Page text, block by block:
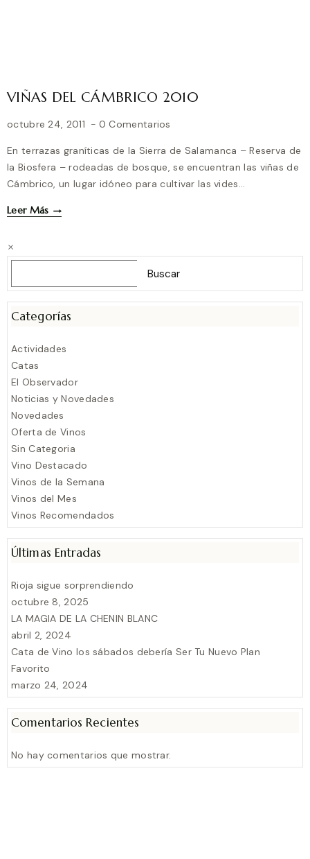
VIÑAS DEL CÁMBRICO 2010
octubre 24, 2011 0 Comentarios
En terrazas graníticas de la Sierra de Salamanca – Reserva de
la Biosfera – rodeadas de bosque, se encuentran las viñas de
Cámbrico, un lugar idóneo para cultivar las vides…
Leer MásVIÑAS
2010
Buscar
Categorías
Actividades
Catas
El Observador
Noticias y Novedades
Novedades
Oferta de Vinos
Sin Categoria
Vino Destacado
Vinos de la Semana
Vinos del Mes
Vinos Recomendados
Últimas Entradas
Rioja sigue sorprendiendo
octubre 8, 2025
LA MAGIA DE LA CHENIN BLANC
abril 2, 2024
Cata de Vino los sábados debería Ser Tu Nuevo Plan
Favorito
marzo 24, 2024
Comentarios Recientes
No hay comentarios que mostrar.